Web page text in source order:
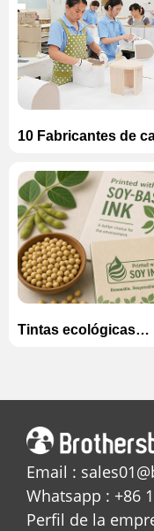
10 Fabricantes de
China (2026)
Tintas ecológicas
personalizada
Email :
Whatsapp : +86
Perfil de la